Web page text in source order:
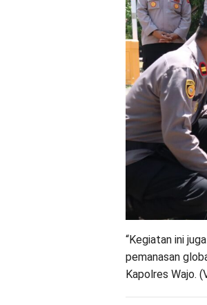
“Kegiatan ini
pemanasan
Kapolres Wajo.